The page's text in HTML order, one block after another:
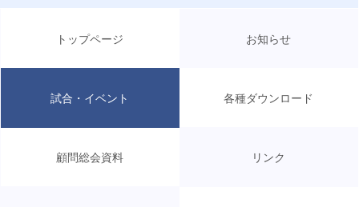
トップページ お知らせ
試合・イベント 各種ダウンロード
顧問総会資料 リンク